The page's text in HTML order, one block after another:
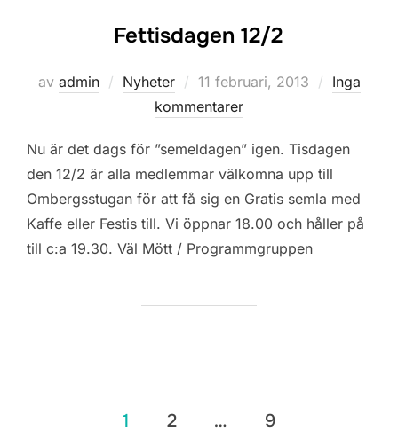
Fettisdagen 12/2
av admin Nyheter
Publicerat
den
11 februari, 2013
Inga
kommentarer
Nu är det dags för ”semeldagen” igen. Tisdagen
den 12/2 är alla medlemmar välkomna upp till
Ombergsstugan för att få sig en Gratis semla med
Kaffe eller Festis till. Vi öppnar 18.00 och håller på
till c:a 19.30. Väl Mött / Programmgruppen
Sidnumrering
1 2 … 9